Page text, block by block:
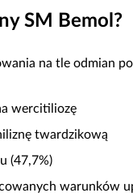
SM Bemol?
na tle odmian
wercitiliozę
twardzikową
(47,7%)
warunków